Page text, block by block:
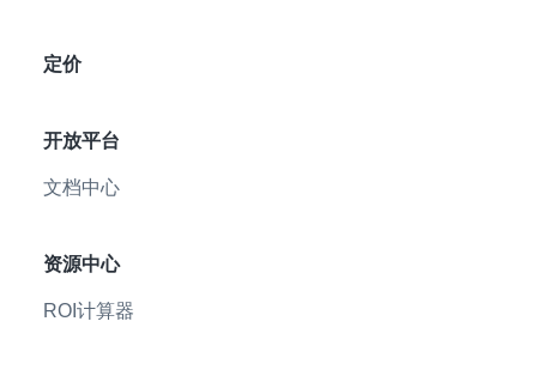
定价
开放平台
文档中心
资源中心
ROI计算器